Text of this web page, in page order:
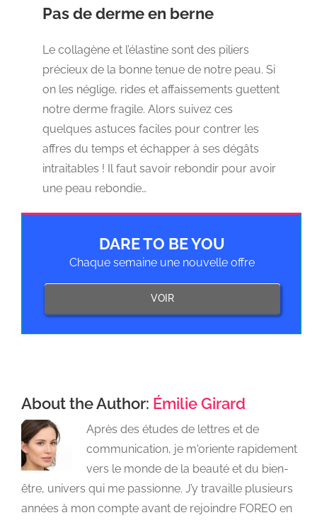
Pas de derme en berne
Le collagène et l’élastine sont des piliers
précieux de la bonne tenue de notre peau. Si
on les néglige, rides et affaissements guettent
notre derme fragile. Alors suivez ces
quelques astuces faciles pour contrer les
affres du temps et échapper à ses dégâts
intraitables ! Il faut savoir rebondir pour avoir
une peau rebondie…
DARE TO BE YOU
Chaque semaine une nouvelle offre
VOIR
About the Author: Émilie Girard
Après des études de lettres et de
communication, je m'oriente rapidement
vers le monde de la beauté et du bien-
être, univers qui me passionne. J’y travaille plusieurs
années à mon compte avant de rejoindre FOREO en